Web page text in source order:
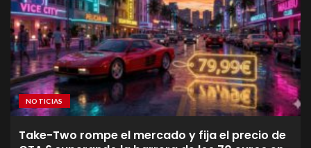
NOTICIAS
Take-Two rompe el mercado y fija el precio de